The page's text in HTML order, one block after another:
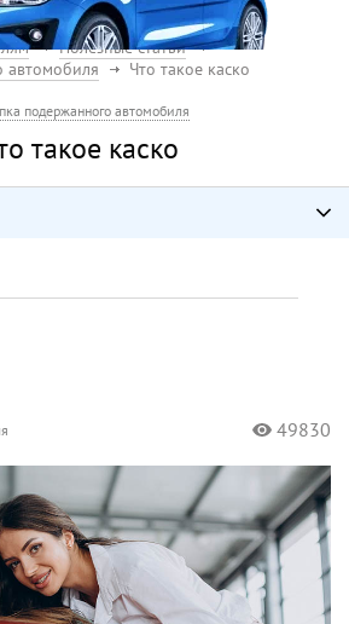
Полезные статьи
автомобиля
Что такое каско
подержанного автомобиля
такое каско
49830